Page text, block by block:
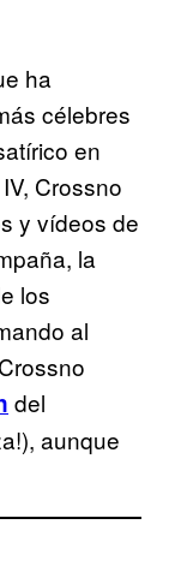
ha
célebres
en
Crossno
y vídeos de
la
los
al
del
aunque